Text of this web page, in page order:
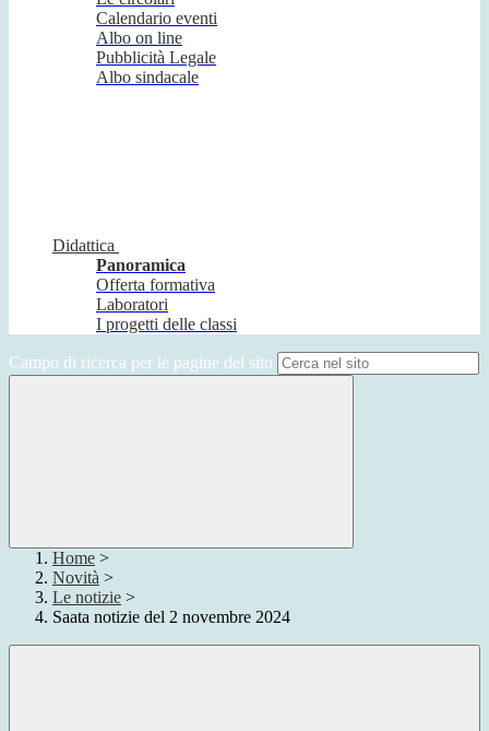
Calendario eventi
Albo on line
Pubblicità Legale
Albo sindacale
Didattica
Panoramica
Offerta formativa
Laboratori
I progetti delle classi
Campo di ricerca per le pagine del sito
Home >
Novità >
Le notizie >
Saata notizie del 2 novembre 2024